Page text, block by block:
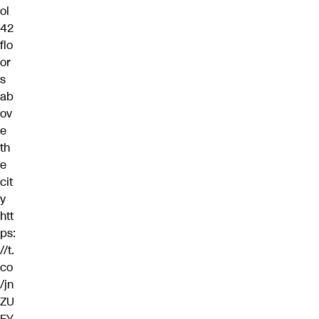
ol
42
flo
or
s
ab
ov
e
th
e
cit
y
htt
ps:
//t.
co
/jn
ZU